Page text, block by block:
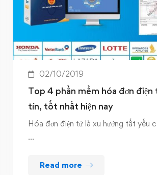
02/10/2019
Top 4 phần mềm hóa đơn điện
tín, tốt nhất hiện nay
Hóa đơn điện tử là xu hướng tất yếu
…
Read more